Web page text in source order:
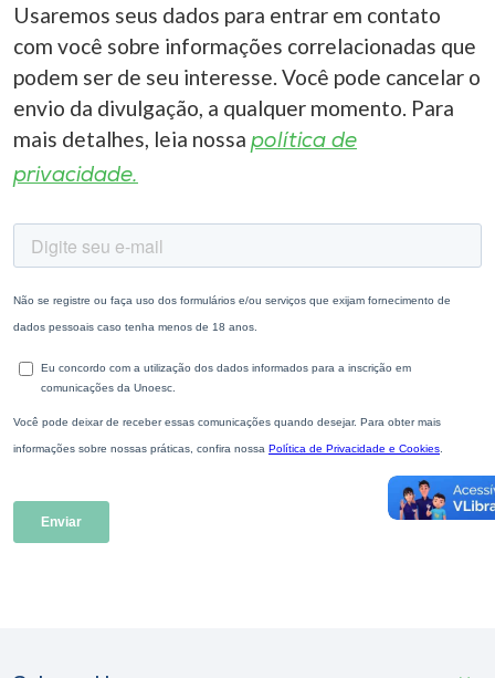
A+
Usaremos seus dados para entrar em contato
com você sobre informações correlacionadas que
podem ser de seu interesse. Você pode cancelar o
envio da divulgação, a qualquer momento. Para
mais detalhes, leia nossa política de
privacidade.